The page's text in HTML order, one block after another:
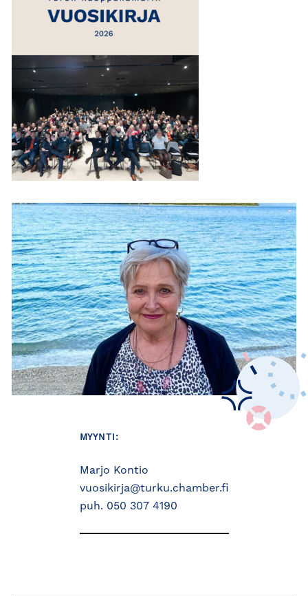
MYYNTI:
Marjo Kontio
vuosikirja@turku.chamber.fi
puh. 050 307 4190